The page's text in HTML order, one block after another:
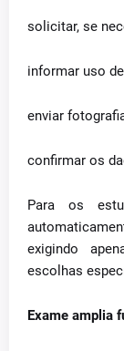
solicitar, se
informar uso
enviar
confirmar os
Para os
exigindo
escolhas
Exame amplia